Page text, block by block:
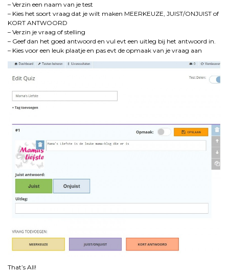
– Verzin een naam van je test
– Kies het soort vraag dat je wilt maken MEERKEUZE, JUIST/ONJUIST of
KORT ANTWOORD
– Verzin je vraag of stelling
– Geef dan het goed antwoord en vul evt een uitleg bij het antwoord in.
– Kies voor een leuk plaatje en pas evt de opmaak van je vraag aan
That’s All!